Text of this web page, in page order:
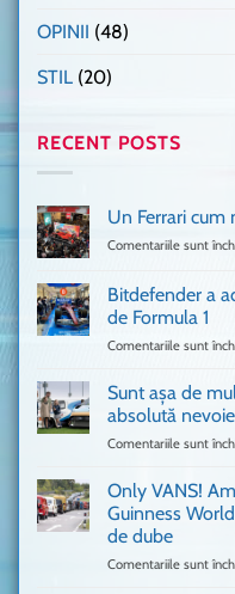
OPINII (48)
STIL (20)
RECENT POSTS
Un Ferrari
Comentariile sunt
Bitdefender a
de Formula 1
Comentariile sunt
Sunt așa de
absolută
Comentariile sunt
Only VANS!
Guinness
de dube
Comentariile sunt